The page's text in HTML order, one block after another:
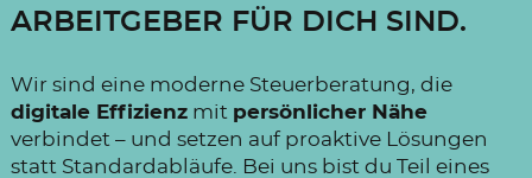
ARBEITGEBER FÜR DICH SIND.
Wir sind eine moderne Steuerberatung, die
digitale Effizienzmit persönlicher Nähe
verbindet – und setzen auf proaktive Lösungen
statt Standardabläufe. Bei uns bist du Teil eines